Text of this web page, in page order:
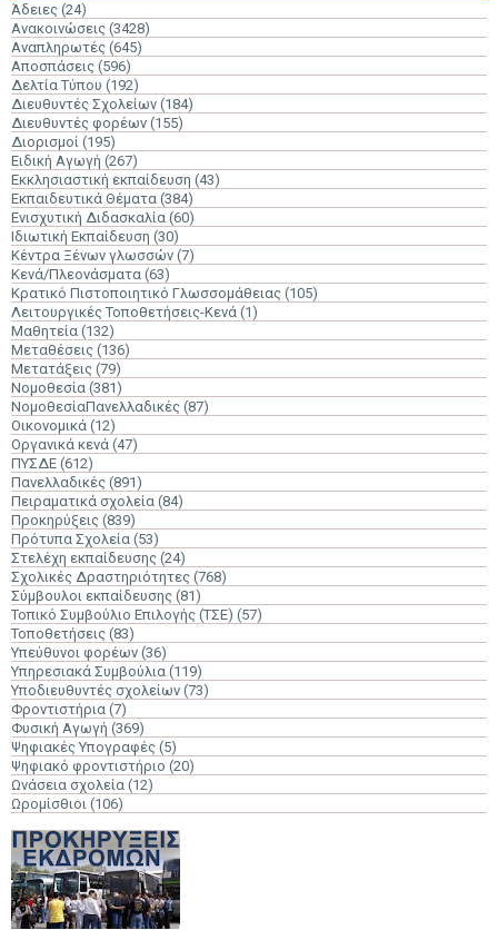
Άδειες (24)
Ανακοινώσεις (3428)
Αναπληρωτές (645)
Αποσπάσεις (596)
Δελτία Τύπου (192)
Διευθυντές Σχολείων (184)
Διευθυντές φορέων (155)
Διορισμοί (195)
Ειδική Αγωγή (267)
Εκκλησιαστική εκπαίδευση (43)
Εκπαιδευτικά Θέματα (384)
Ενισχυτική Διδασκαλία (60)
Ιδιωτική Εκπαίδευση (30)
Κέντρα Ξένων γλωσσών (7)
Κενά/Πλεονάσματα (63)
Κρατικό Πιστοποιητικό Γλωσσομάθειας (105)
Λειτουργικές Τοποθετήσεις-Κενά (1)
Μαθητεία (132)
Μεταθέσεις (136)
Μετατάξεις (79)
Νομοθεσία (381)
ΝομοθεσίαΠανελλαδικές (87)
Οικονομικά (12)
Οργανικά κενά (47)
ΠΥΣΔΕ (612)
Πανελλαδικές (891)
Πειραματικά σχολεία (84)
Προκηρύξεις (839)
Πρότυπα Σχολεία (53)
Στελέχη εκπαίδευσης (24)
Σχολικές Δραστηριότητες (768)
Σύμβουλοι εκπαίδευσης (81)
Τοπικό Συμβούλιο Επιλογής (ΤΣΕ) (57)
Τοποθετήσεις (83)
Υπεύθυνοι φορέων (36)
Υπηρεσιακά Συμβούλια (119)
Υποδιευθυντές σχολείων (73)
Φροντιστήρια (7)
Φυσική Αγωγή (369)
Ψηφιακές Υπογραφές (5)
Ψηφιακό φροντιστήριο (20)
Ωνάσεια σχολεία (12)
Ωρομίσθιοι (106)